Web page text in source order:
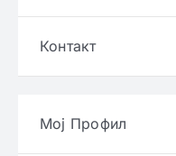
Контакт
Мој Профил